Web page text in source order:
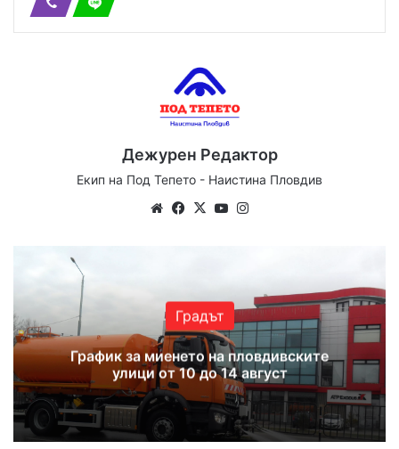
Дежурен Редактор
Екип на Под Тепето - Наистина Пловдив
WebsiteFacebook
X YouTube
Градът
График за миенето на пловдивските
улици от 10 до 14 август